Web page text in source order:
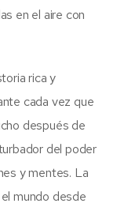
en el aire con
rica y
cada vez que
después de
del poder
y mentes. La
mundo desde